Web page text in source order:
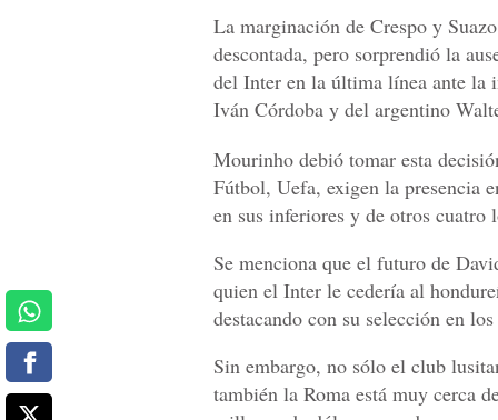
La marginación de Crespo y
descontada, pero sorprendió la
del Inter en la última línea ante la
Iván Córdoba y del argentino
Mourinho debió tomar esta
Fútbol, Uefa, exigen la presencia
en sus inferiores y de otros cuatro
Se menciona que el futuro de
quien el Inter le cedería al
destacando con su selección en
Sin embargo, no sólo el club
también la Roma está muy cerca